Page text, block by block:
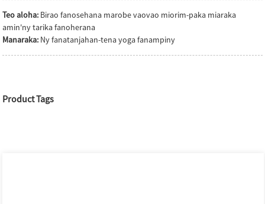
Teo aloha: Birao fanosehana marobe vaovao miorim-paka miaraka
amin'ny tarika fanoherana
Manaraka: Ny fanatanjahan-tena yoga fanampiny
Product Tags